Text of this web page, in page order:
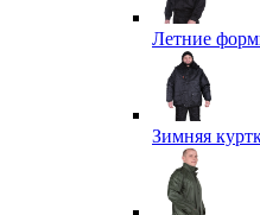
Летние
Зимняя